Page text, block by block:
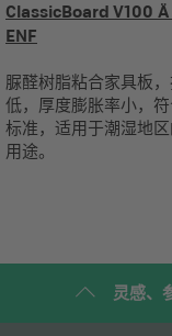
ClassicBoard V100
ENF
脲醛树脂粘合家具板
低，厚度膨胀率小，符
标准，适用于潮湿地
用途。
灵感、